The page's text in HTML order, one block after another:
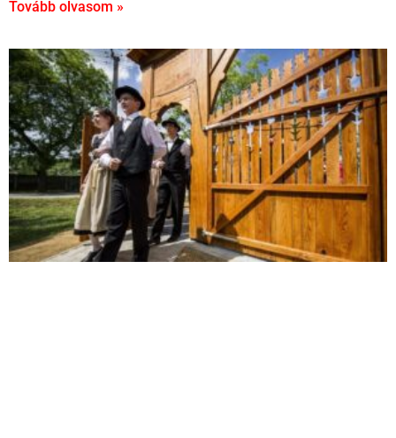
Tovább olvasom »